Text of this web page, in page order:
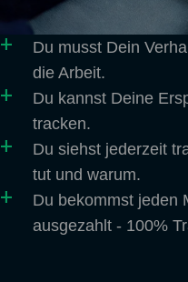
Du musst Dein
die Arbeit.
Du kannst Deine
tracken.
Du siehst jederzeit
tut und warum.
Du bekommst jeden
ausgezahlt - 100%